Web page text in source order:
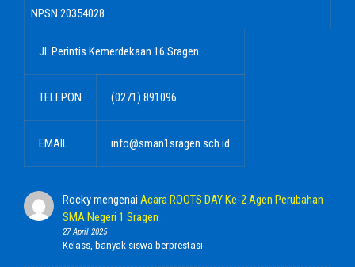
NPSN 20354028
Jl. Perintis Kemerdekaan 16 Sragen
TELEPON (0271) 891096
EMAIL info@sman1sragen.sch.id
Rockymengenai Acara ROOTS DAY Ke-2 Agen Perubahan
SMA Negeri 1 Sragen
27 April 2025
Kelass, banyak siswa berprestasi